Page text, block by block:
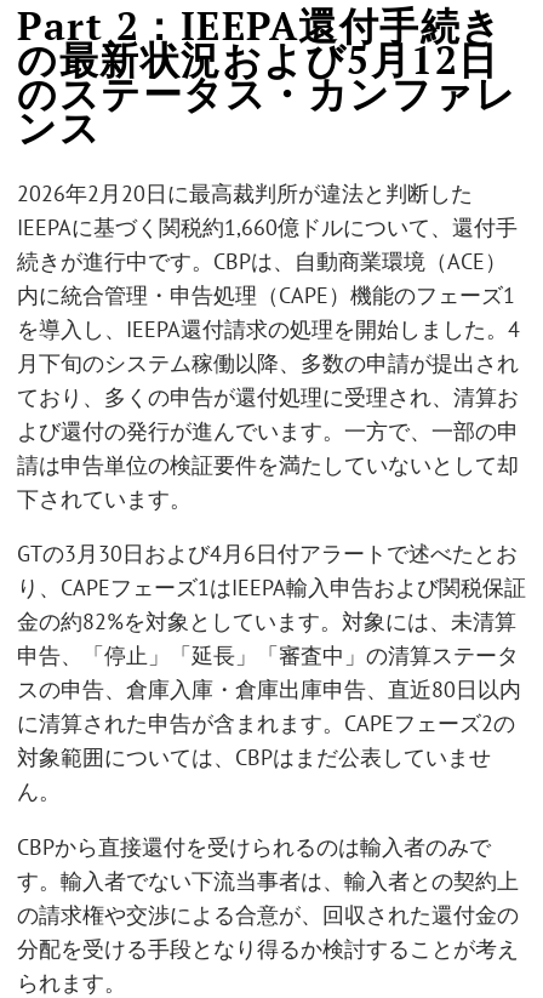
Part 2：IEEPA還付手続き
の最新状況および5月12日
のステータス・カンファレ
ンス
2026年2月20日に最高裁判所が違法と判断した
IEEPAに基づく関税約1,660億ドルについて、還付手
続きが進行中です。CBPは、自動商業環境（ACE）
内に統合管理・申告処理（CAPE）機能のフェーズ1
を導入し、IEEPA還付請求の処理を開始しました。4
月下旬のシステム稼働以降、多数の申請が提出され
ており、多くの申告が還付処理に受理され、清算お
よび還付の発行が進んでいます。一方で、一部の申
請は申告単位の検証要件を満たしていないとして却
下されています。
GTの3月30日および4月6日付アラートで述べたとお
り、CAPEフェーズ1はIEEPA輸入申告および関税保証
金の約82%を対象としています。対象には、未清算
申告、「停止」「延長」「審査中」の清算ステータ
スの申告、倉庫入庫・倉庫出庫申告、直近80日以内
に清算された申告が含まれます。CAPEフェーズ2の
対象範囲については、CBPはまだ公表していませ
ん。
CBPから直接還付を受けられるのは輸入者のみで
す。輸入者でない下流当事者は、輸入者との契約上
の請求権や交渉による合意が、回収された還付金の
分配を受ける手段となり得るか検討することが考え
られます。